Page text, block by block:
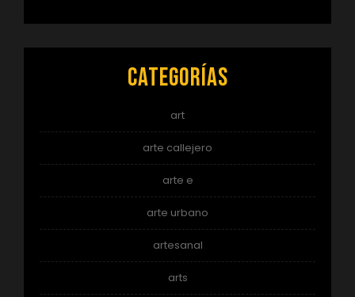
Categorías
art
arte callejero
arte e
arte urbano
artesanal
arts